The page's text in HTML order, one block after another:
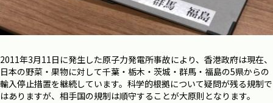
2011年3月11日に発生した原子力発電所事故により、香港政府は現在、
日本の野菜・果物に対して千葉・栃木・茨城・群馬・福島の5県からの
輸入停止措置を継続しています。科学的根拠について疑問が残る規制で
はありますが、相手国の規制は順守することが大原則となります。